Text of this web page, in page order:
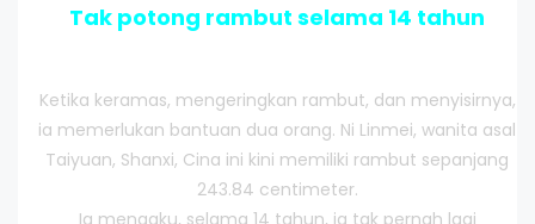
Tak potong rambut selama 14 tahun
Ketika keramas, mengeringkan rambut, dan menyisirnya,
ia memerlukan bantuan dua orang. Ni Linmei, wanita asal
Taiyuan, Shanxi, Cina ini kini memiliki rambut sepanjang
243.84 centimeter.